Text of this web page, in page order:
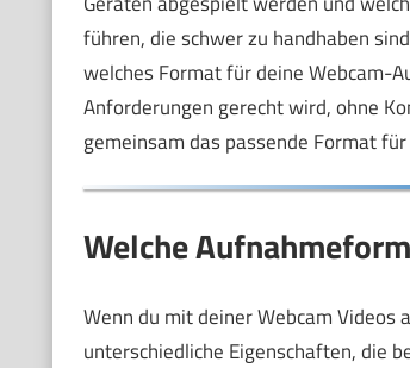
führen, die schwer zu handhaben
welches Format für deine Webcam-
Anforderungen gerecht wird, ohne
gemeinsam das passende Format
Welche
Wenn du mit deiner Webcam
unterschiedliche Eigenschaften, die